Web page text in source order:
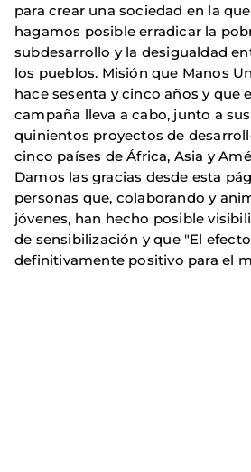
para crear una sociedad en la
hagamos posible erradicar la
subdesarrollo y la desigualdad
los pueblos. Misión que Manos
hace sesenta y cinco años y que
campaña lleva a cabo, junto a
quinientos proyectos de
cinco países de África, Asia y
Damos las gracias desde esta
personas que, colaborando y
jóvenes, han hecho posible
de sensibilización y que "El
definitivamente positivo para el